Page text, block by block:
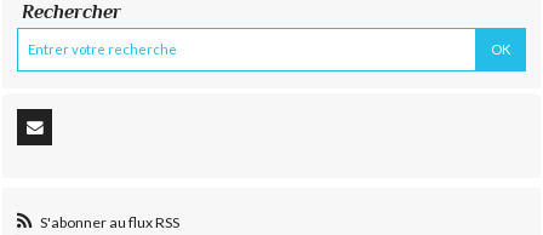
Rechercher
S'abonner au flux RSS